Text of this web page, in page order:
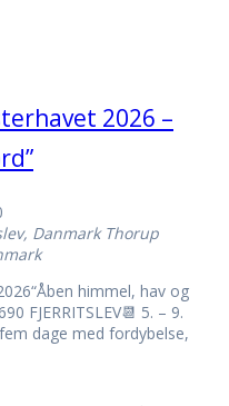
2026 –
Danmark Thorup
himmel, hav og
FJERRITSLEV📆 5. – 9.
dage med fordybelse,